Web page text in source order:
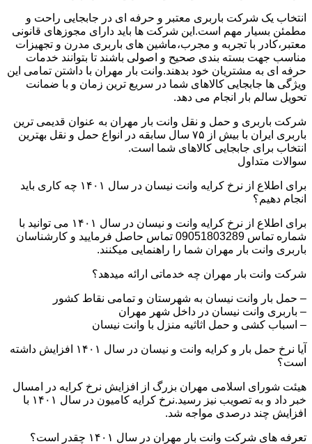
انتخاب یک شرکت باربری معتبر و حرفه ای در جابجایی راحت و
مطمئن بسیار مهم است.این شرکت ها باید دارای مجوزهای قانونی
معتبر،کادر با تجربه و مجرب،ماشین های باربری مدرن و تجهیزات
مناسب جهت بسته بندی صحیح و اصولی باشند تا بتوانند خدمات
حرفه ای به مشتریان خود بدهند.وانت بار مهران با داشتن تمامی این
ویژگی ها جابجایی کالاهای شما در سریع ترین زمان و با ضمانت
تحویل سالم بار انجام می دهد.
شرکت باربری و حمل و نقل وانت بار مهران به عنوان قدیمی ترین
باربری ایران با بیش از ۷۵ سال سابقه در انواع حمل و نقل بهترین
انتخاب برای جابجایی کالاهای شما است.
سوالات متداول
برای اطلاع از نرخ کرایه وانت نیسان در سال ۱۴۰۱ چه کاری باید
انجام دهیم؟
برای اطلاع از نرخ کرایه وانت و نیسان در سال ۱۴۰۱ می توانید با
شماره تماس 09051803289 تماس حاصل فرمایید و کارشناسان
باربری وانت بار مهران شما را راهنمایی میکنند.
شرکت وانت بار مهران چه خدماتی ارائه میدهد؟
– حمل بار وانت نیسان به شهرستان و تمامی نقاط کشور
– باربری وانت نیسان در داخل شهر مهران
– اسباب کشی و حمل اثاثیه منزل با وانت نیسان
آیا نرخ حمل بار و کرایه وانت و نیسان در سال ۱۴۰۱ افزایش داشته
است؟
هیئت شورای اسلامی مهران بزرگ از افزایش نرخ کرایه در امسال
خبر داد و به تصویب نیز رسید.نرخ کرایه کامیون در سال ۱۴۰۱ با
افزایش چند درصدی مواجه شد.
تعرفه های شرکت وانت بار مهران در سال ۱۴۰۱ چقدر است؟